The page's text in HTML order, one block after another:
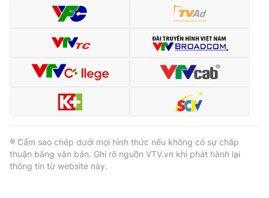
® Cấm sao chép dưới mọi hình thức nếu không có sự chấp
thuận bằng văn bản. Ghi rõ nguồn VTV.vn khi phát hành lại
thông tin từ website này.